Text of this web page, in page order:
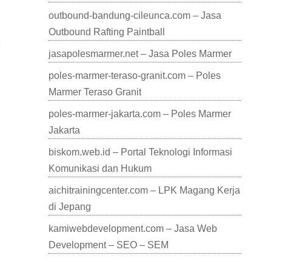
outbound-bandung-cileunca.com – Jasa
Outbound Rafting Paintball
jasapolesmarmer.net – Jasa Poles Marmer
poles-marmer-teraso-granit.com – Poles
Marmer Teraso Granit
poles-marmer-jakarta.com – Poles Marmer
Jakarta
biskom.web.id – Portal Teknologi Informasi
Komunikasi dan Hukum
aichitrainingcenter.com – LPK Magang Kerja
di Jepang
kamiwebdevelopment.com – Jasa Web
Development – SEO – SEM